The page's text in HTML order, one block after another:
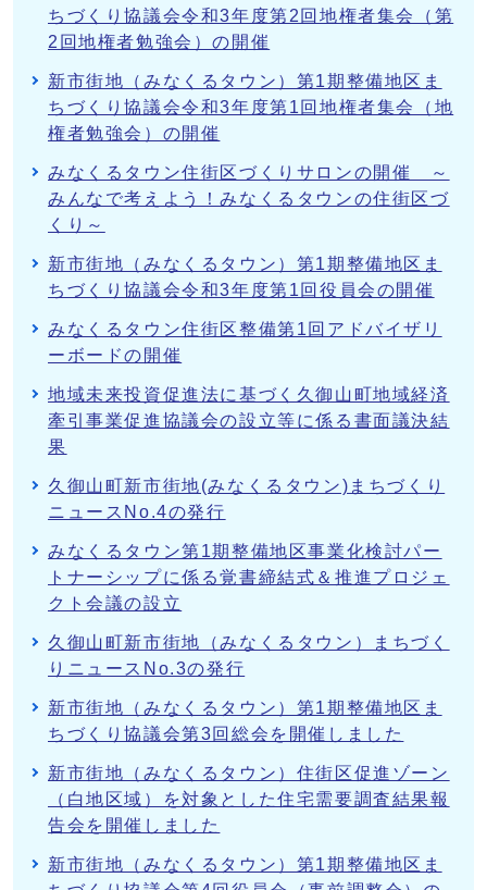
ちづくり協議会令和3年度第2回地権者集会（第
2回地権者勉強会）の開催
新市街地（みなくるタウン）第1期整備地区ま
ちづくり協議会令和3年度第1回地権者集会（地
権者勉強会）の開催
みなくるタウン住街区づくりサロンの開催 ～
みんなで考えよう！みなくるタウンの住街区づ
くり～
新市街地（みなくるタウン）第1期整備地区ま
ちづくり協議会令和3年度第1回役員会の開催
みなくるタウン住街区整備第1回アドバイザリ
ーボードの開催
地域未来投資促進法に基づく久御山町地域経済
牽引事業促進協議会の設立等に係る書面議決結
果
久御山町新市街地(みなくるタウン)まちづくり
ニュースNo.4の発行
みなくるタウン第1期整備地区事業化検討パー
トナーシップに係る覚書締結式＆推進プロジェ
クト会議の設立
久御山町新市街地（みなくるタウン）まちづく
りニュースNo.3の発行
新市街地（みなくるタウン）第1期整備地区ま
ちづくり協議会第3回総会を開催しました
新市街地（みなくるタウン）住街区促進ゾーン
（白地区域）を対象とした住宅需要調査結果報
告会を開催しました
新市街地（みなくるタウン）第1期整備地区ま